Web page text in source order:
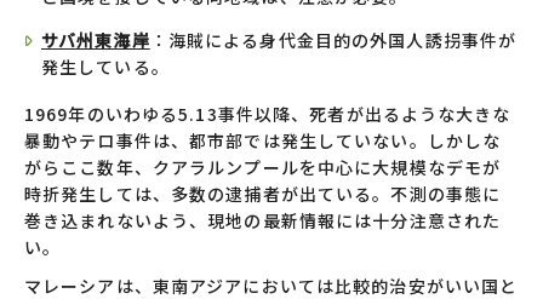
サバ州東海岸 ：海賊による身代金目的の外国人誘拐事件が
発生している。
1969年のいわゆる5.13事件以降、死者が出るような大きな
暴動やテロ事件は、都市部では発生していない。しかしな
がらここ数年、クアラルンプールを中心に大規模なデモが
時折発生しては、多数の逮捕者が出ている。不測の事態に
巻き込まれないよう、現地の最新情報には十分注意された
い。
マレーシアは、東南アジアにおいては比較的治安がいい国と